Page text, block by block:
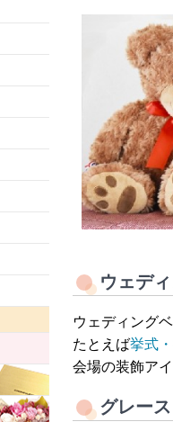
ウェデ
ウェディング
たとえば挙式
会場の装飾ア
グレー